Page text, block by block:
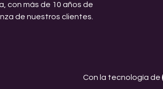
con más de 10 años de
de nuestros clientes.
Con la tecnología de